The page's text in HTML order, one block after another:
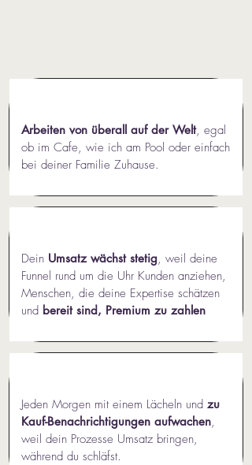
Arbeiten von überall auf der Welt, egal
ob im Cafe, wie ich am Pool oder einfach
bei deiner Familie Zuhause.
Dein Umsatz wächst stetig, weil deine
Funnel rund um die Uhr Kunden anziehen,
Menschen, die deine Expertise schätzen
und bereit sind, Premium zu zahlen
Jeden Morgen mit einem Lächeln und zu
Kauf-Benachrichtigungen aufwachen,
weil dein Prozesse Umsatz bringen,
während du schläfst.